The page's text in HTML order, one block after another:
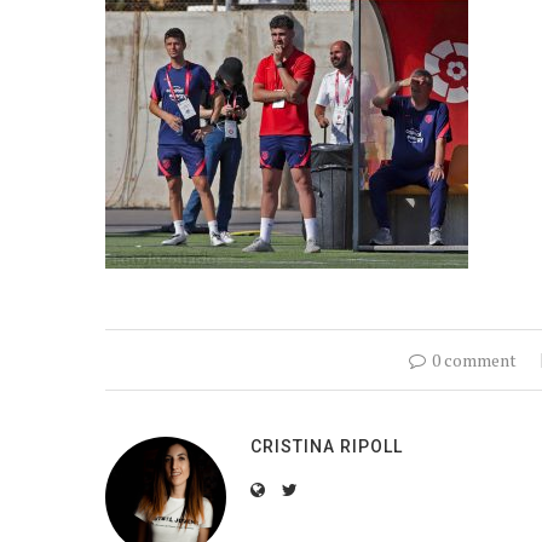
0 comment
CRISTINA RIPOLL